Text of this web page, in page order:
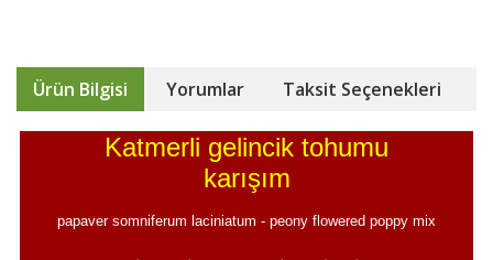
Ürün Bilgisi Yorumlar Taksit Seçenekleri
Katmerli gelincik tohumu
karışım
papaver somniferum laciniatum - peony flowered poppy mix